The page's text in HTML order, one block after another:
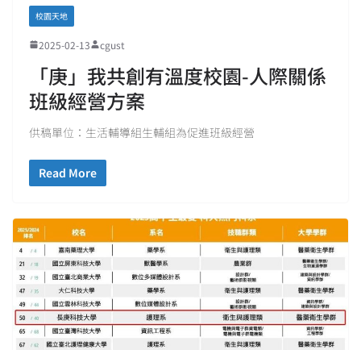
校園天地
2025-02-13 cgust
「庚」我共創有溫度校園-人際關係
班級經營方案
供稿單位：生活輔導組生輔組為促進班級經營
Read More